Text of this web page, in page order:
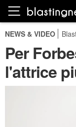
NEWS & VIDEO
Per
l'attrice